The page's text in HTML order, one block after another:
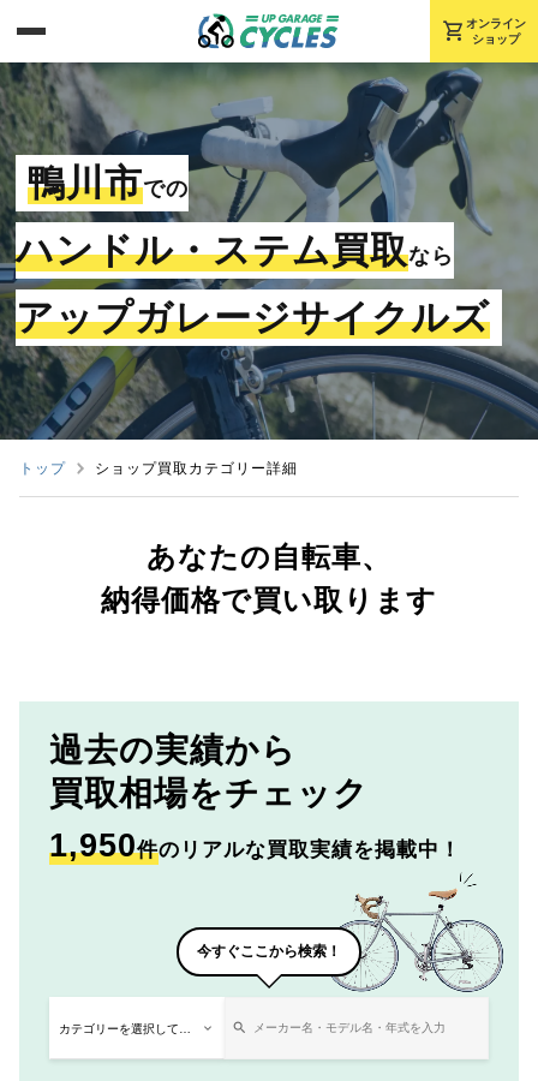
shopping_cart オンライン
ショップ
鴨川市での
ハンドル・ステム買取なら
アップガレージサイクルズ
トップ ショップ買取カテゴリー詳細
あなたの自転車、
納得価格で買い取ります
過去の実績から
買取相場をチェック
1,950件のリアルな買取実績を掲載中！
今すぐここから検索！